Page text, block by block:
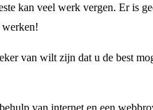
kan veel werk vergen. Er is
werken!
van wilt zijn dat u de best
van internet en een